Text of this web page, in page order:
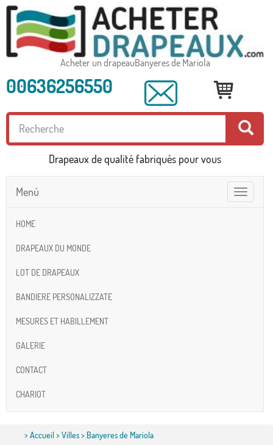
Acheter un drapeauBanyeres de Mariola
00636256550
Drapeaux de qualité fabriqués pour vous
Toggle
navigation
Menú
HOME
DRAPEAUX DU MONDE
LOT DE DRAPEAUX
BANDIERE PERSONALIZZATE
MESURES ET HABILLEMENT
GALERIE
CONTACT
CHARIOT
>Accueil>Villes> Banyeres de Mariola